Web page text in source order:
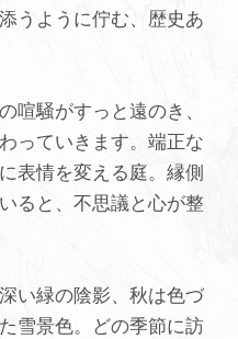
うように佇む、歴史あ
喧騒がすっと遠のき、
っていきます。端正な
表情を変える庭。縁側
ると、不思議と心が整
い緑の陰影、秋は色づ
雪景色。どの季節に訪